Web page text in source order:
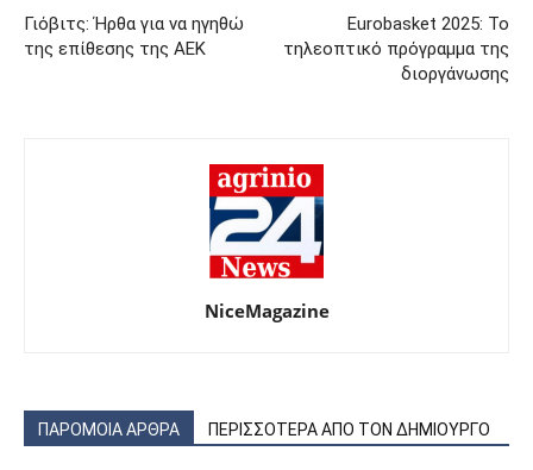
Γιόβιτς: Ήρθα για να ηγηθώ
της επίθεσης της ΑΕΚ
Eurobasket 2025: Το
τηλεοπτικό πρόγραμμα της
διοργάνωσης
NiceMagazine
ΠΑΡΟΜΟΙΑ ΑΡΘΡΑ ΠΕΡΙΣΣΟΤΕΡΑ ΑΠΟ ΤΟΝ ΔΗΜΙΟΥΡΓΟ